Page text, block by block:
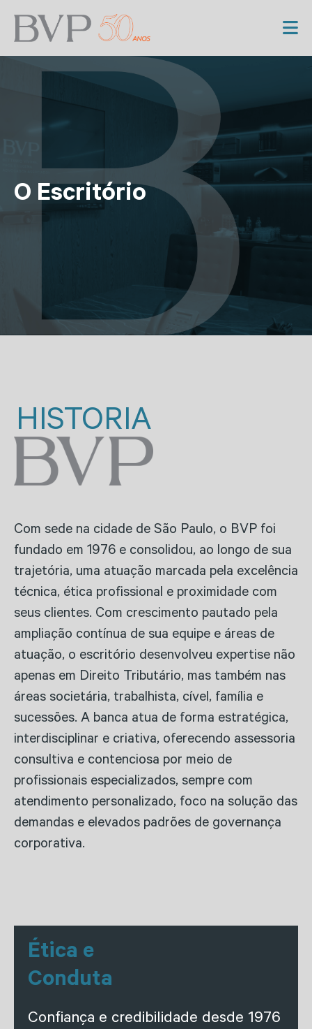
O Escritório
HISTÓRIA
Com sede na cidade de São Paulo, o BVP foi
fundado em 1976 e consolidou, ao longo de sua
trajetória, uma atuação marcada pela excelência
técnica, ética profissional e proximidade com
seus clientes. Com crescimento pautado pela
ampliação contínua de sua equipe e áreas de
atuação, o escritório desenvolveu expertise não
apenas em Direito Tributário, mas também nas
áreas societária, trabalhista, cível, família e
sucessões. A banca atua de forma estratégica,
interdisciplinar e criativa, oferecendo assessoria
consultiva e contenciosa por meio de
profissionais especializados, sempre com
atendimento personalizado, foco na solução das
demandas e elevados padrões de governança
corporativa.
Ética e
Conduta
Confiança e credibilidade desde 1976